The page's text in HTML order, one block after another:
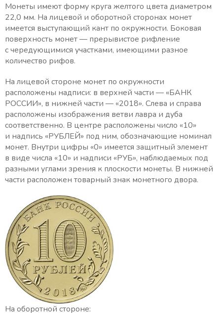
Монеты имеют форму круга желтого цвета диаметром
22,0 мм. На лицевой и оборотной сторонах монет
имеется выступающий кант по окружности. Боковая
поверхность монет — прерывистое рифление
с чередующимися участками, имеющими разное
количество рифов.
На лицевой стороне монет по окружности
расположены надписи: в верхней части — «БАНК
РОССИИ», в нижней части — «2018». Слева и справа
расположены изображения ветви лавра и дуба
соответственно. В центре расположены число «10»
и надпись «РУБЛЕЙ» под ним, обозначающие номинал
монет. Внутри цифры «0» имеется защитный элемент
в виде числа «10» и надписи «РУБ», наблюдаемых под
разными углами зрения к плоскости монеты. В нижней
части расположен товарный знак монетного двора.
На оборотной стороне: